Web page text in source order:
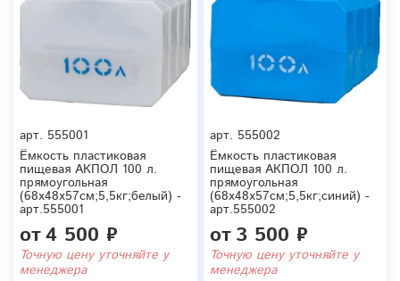
арт. 555001
Ёмкость пластиковая
пищевая АКПОЛ 100 л.
прямоугольная
(68x48x57см;5,5кг;белый) -
арт.555001
от4 500 ₽
Точную цену уточняйте у
менеджера
арт. 555002
Ёмкость пластиковая
пищевая АКПОЛ 100 л.
прямоугольная
(68x48x57см;5,5кг;синий) -
арт.555002
от3 500 ₽
Точную цену уточняйте у
менеджера